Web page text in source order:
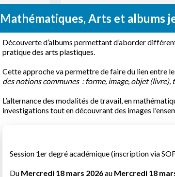
Mathématiques, Arts et albums
Découverte d’albums permettant d’aborder
pratique des arts plastiques.
Cette approche va permettre de faire du lien entre
desnotions communes : forme, image, objet (livre),
L’alternance des modalités de travail, en
investigations tout en découvrant des images
Session 1er degré académique (inscription via
Du Mercredi 18 mars 2026au Mercredi 18